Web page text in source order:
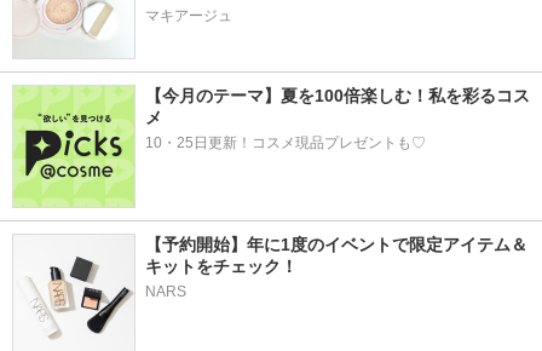
マキアージュ
【今月のテーマ】夏を100倍楽しむ！私を彩るコス
メ
10・25日更新！コスメ現品プレゼントも♡
【予約開始】年に1度のイベントで限定アイテム＆
キットをチェック！
NARS